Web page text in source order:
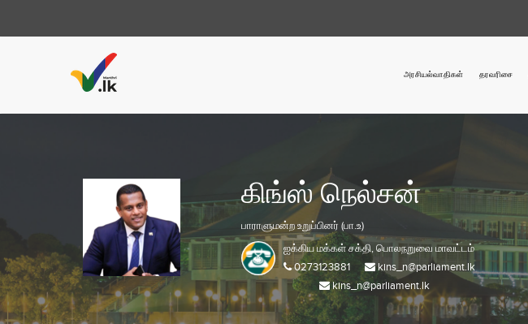
அரசியல்வாதிகள் தரவரிசை
கிங்ஸ் நெல்சன்
பாராளுமன்ற உறுப்பினர் (பா.உ)
ஐக்கிய மக்கள் சக்தி,பொலநறுவை மாவட்டம்
0273123881
kins_n@parliament.lk
kins_n@parliament.lk